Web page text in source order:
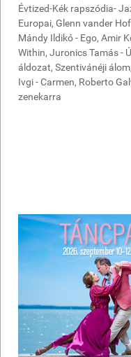
Évtized-Kék rapszódia-
Europai, Glenn vander
Mándy Ildikó - Ego, Amir
Within, Juronics Tamás -
áldozat, Szentivánéji
Ivgi - Carmen, Roberto
zenekarra